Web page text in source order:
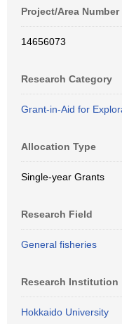
Project/Area Number
14656073
Research Category
Grant-in-Aid for
Allocation Type
Single-year Grants
Research Field
General fisheries
Research Institution
Hokkaido University